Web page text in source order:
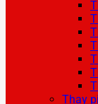
Thay